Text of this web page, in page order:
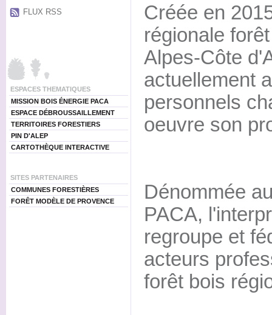
FLUX RSS
ESPACES THEMATIQUES
MISSION BOIS ÉNERGIE PACA
ESPACE DÉBROUSSAILLEMENT
TERRITOIRES FORESTIERS
PIN D'ALEP
CARTOTHÈQUE INTERACTIVE
SITES PARTENAIRES
COMMUNES FORESTIÈRES
FORÊT MODÈLE DE PROVENCE
Créée en
régionale
Alpes-Côte
actuellement
personnels
oeuvre son
Dénommée
PACA,
regroupe et
acteurs
forêt bois